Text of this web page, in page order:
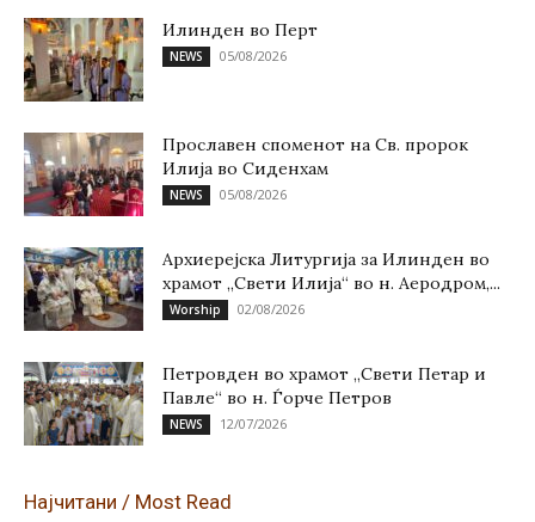
Илинден во Перт
NEWS 05/08/2026
Прославен споменот на Св. пророк
Илија во Сиденхам
NEWS 05/08/2026
Архиерејска Литургија за Илинден во
храмот „Свети Илија“ во н. Аеродром,...
Worship 02/08/2026
Петровден во храмот „Свети Петар и
Павле“ во н. Ѓорче Петров
NEWS 12/07/2026
Најчитани / Most Read